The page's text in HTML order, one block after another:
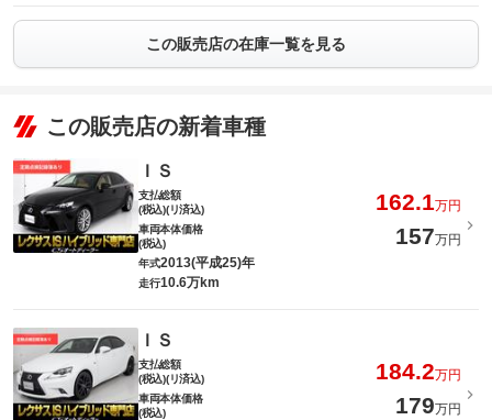
この販売店の在庫一覧を見る
この販売店の新着車種
ＩＳ
支払総額
(税込)(リ済込)
162.1万円
車両本体価格
(税込)
157万円
年式2013(平成25)年
走行10.6万km
ＩＳ
支払総額
(税込)(リ済込)
184.2万円
車両本体価格
(税込)
179万円